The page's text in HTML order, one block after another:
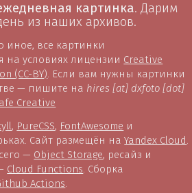
картинка. Дарим
из наших архивов.
иное, все картинки
на условиях лицензии Creative
(CC-BY). Если вам нужны картинки
— пишите на hires [at] dxfoto [dot]
Creative
, PureCSS, FontAwesome и
Сайт размещён наYandex Cloud.
— Object Storage, ресайз и
Cloud Functions. Сборка
Actions.